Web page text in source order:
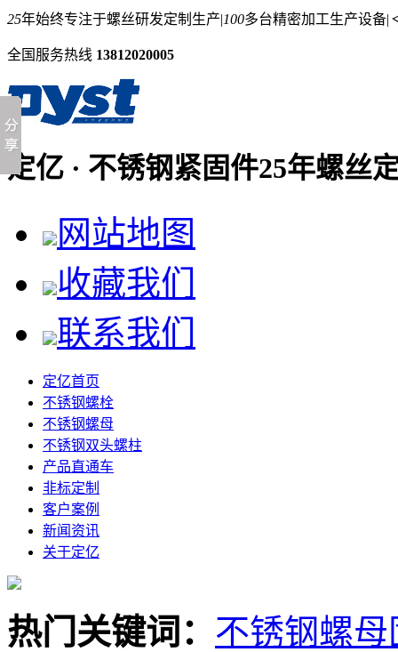
25年始终专注于螺丝研发定制生产|100多台精密加工生产设备|
全国服务热线 13812020005
定亿 · 不锈钢紧固件25年螺丝
网站地图
收藏我们
联系我们
定亿首页
不锈钢螺栓
不锈钢螺母
不锈钢双头螺柱
产品直通车
非标定制
客户案例
新闻资讯
关于定亿
热门关键词： 不锈钢螺母